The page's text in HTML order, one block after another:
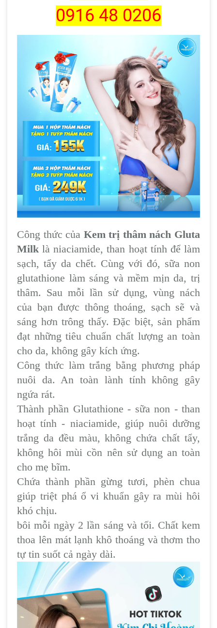
0916 48 0206
Công thức của Kem trị thâm nách Gluta
Milk là niaciamide, than hoạt tính để làm
sạch, tẩy da chết. Cùng với đó, sữa non
glutathione làm sáng và mềm mịn da, trị
thâm. Sau mỗi lần sử dụng, vùng nách
của bạn được thông thoáng, sạch sẽ và
sáng hơn trông thấy. Đặc biệt, sản phẩm
đạt những tiêu chuẩn chất lượng an toàn
cho da, không gây kích ứng.
Công thức làm trắng bằng phương pháp
nuôi da. An toàn lành tính không gây
ngứa rát.
Thành phần Glutathione - sữa non - than
hoạt tính - niaciamide, giúp nuôi dưỡng
trắng da đều màu, không chứa chất tẩy,
không hôi mùi cồn nên sử dụng an toàn
cho mẹ bĩm.
Chứa thành phần gừng tươi, phèn chua
giúp triệt phá ổ vi khuẩn gây ra mùi hôi
khó chịu.
bôi mỗi ngày 2 lần sáng và tối. Chất kem
thoa lên mát lạnh khô thoáng và thơm tho
tự tin suốt cả ngày dài.